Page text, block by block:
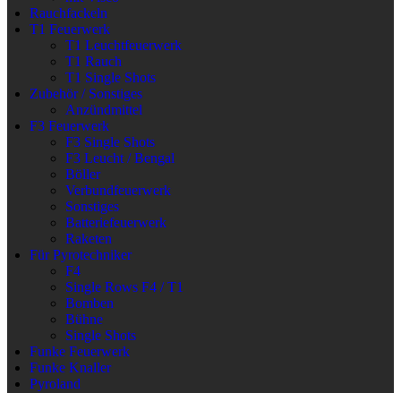
Rauchfackeln
T1 Feuerwerk
T1 Leuchtfeuerwerk
T1 Rauch
T1 Single Shots
Zubehör / Sonstiges
Anzündmittel
F3 Feuerwerk
F3 Single Shots
F3 Leucht / Bengal
Böller
Verbundfeuerwerk
Sonstiges
Batteriefeuerwerk
Raketen
Für Pyrotechniker
F4
Single Rows F4 / T1
Bomben
Bühne
Single Shots
Funke Feuerwerk
Funke Knaller
Pyroland